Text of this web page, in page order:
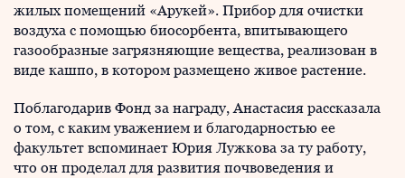
жилых помещений «Арукей». Прибор для очистки
воздуха с помощью биосорбента, впитывающего
газообразные загрязняющие вещества, реализован в
виде кашпо, в котором размещено живое растение.
Поблагодарив Фонд за награду, Анастасия рассказала
о том, с каким уважением и благодарностью ее
факультет вспоминает Юрия Лужкова за ту работу,
что он проделал для развития почвоведения и